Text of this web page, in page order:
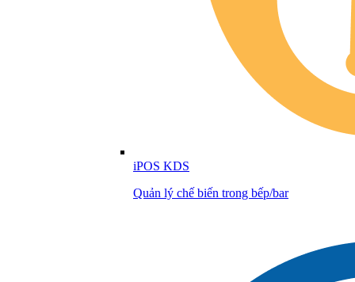
iPOS KDS
Quản lý chế biến trong bếp/bar